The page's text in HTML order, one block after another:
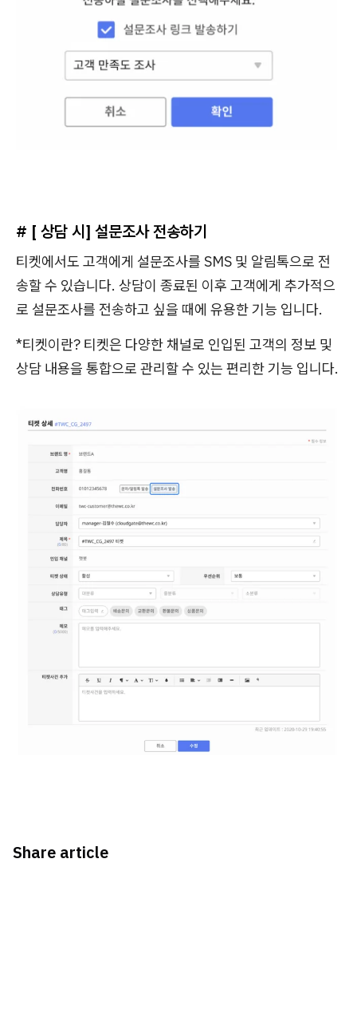
# [ 상담 시] 설문조사 전송하기
티켓에서도 고객에게 설문조사를 SMS 및 알림톡으로 전
송할 수 있습니다. 상담이 종료된 이후 고객에게 추가적으
로 설문조사를 전송하고 싶을 때에 유용한 기능 입니다.
*티켓이란? 티켓은 다양한 채널로 인입된 고객의 정보 및
상담 내용을 통합으로 관리할 수 있는 편리한 기능 입니다.
Share article